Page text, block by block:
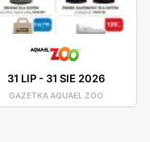
31 LIP- 31 SIE 2026
GAZETKA AQUAEL ZOO